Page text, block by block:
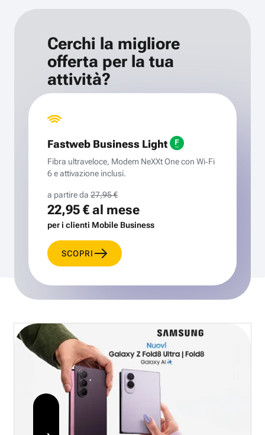
Cerchi la migliore
offerta per la tua
attività?
Fastweb Business Light
Fibra ultraveloce, Modem NeXXt One con Wi‑Fi
6 e attivazione inclusi.
a partire da 27,95 €
22,95 €al mese
per i clienti Mobile Business
SCOPRI